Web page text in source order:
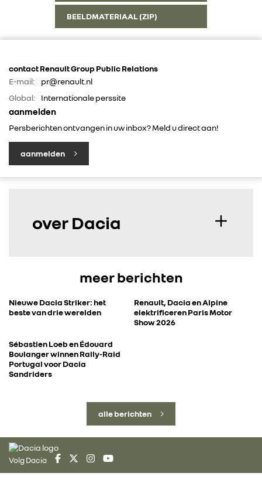
BEELDMATERIAAL (ZIP)
contact Renault Group Public Relations
E-mail:
pr@renault.nl
Global:
Internationale perssite
aanmelden
Persberichten ontvangen in uw inbox? Meld u direct aan!
aanmelden
over Dacia
meer berichten
Nieuwe Dacia Striker: het
beste van drie werelden
Renault, Dacia en Alpine
elektrificeren Paris Motor
Show 2026
Sébastien Loeb en Édouard
Boulanger winnen Rally-Raid
Portugal voor Dacia
Sandriders
alle berichten
Volg Dacia